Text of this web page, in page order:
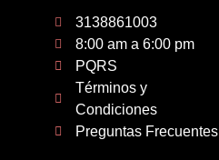
3138861003
8:00 am a 6:00 pm
PQRS
Términos y
Condiciones
Preguntas Frecuentes